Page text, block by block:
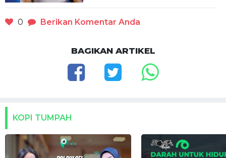
0 Berikan Komentar Anda
BAGIKAN ARTIKEL
KOPI TUMPAH